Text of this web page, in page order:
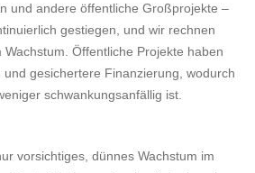
und andere öffentliche Großprojekte –
gestiegen, und wir rechnen
Öffentliche Projekte haben
gesichertere Finanzierung, wodurch
schwankungsanfällig ist.
vorsichtiges, dünnes Wachstum im